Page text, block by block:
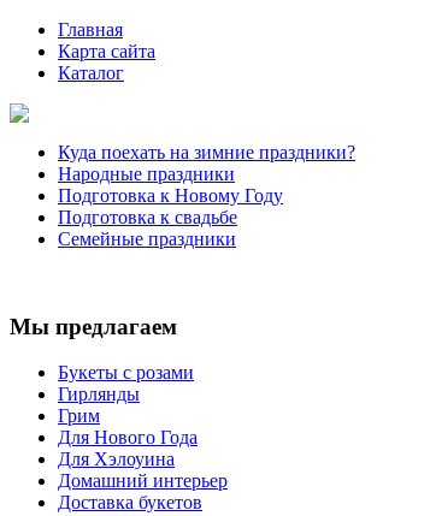
Главная
Карта сайта
Каталог
Куда поехать на зимние праздники?
Народные праздники
Подготовка к Новому Году
Подготовка к свадьбе
Семейные праздники
Мы предлагаем
Букеты с розами
Гирлянды
Грим
Для Нового Года
Для Хэлоуина
Домашний интерьер
Доставка букетов